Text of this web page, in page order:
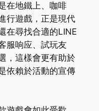
在地鐵上、咖啡
行遊戲，正是現代
在尋找合適的LINE
服响应、試玩友
，這樣會更有助於
依賴於活動的宣傳